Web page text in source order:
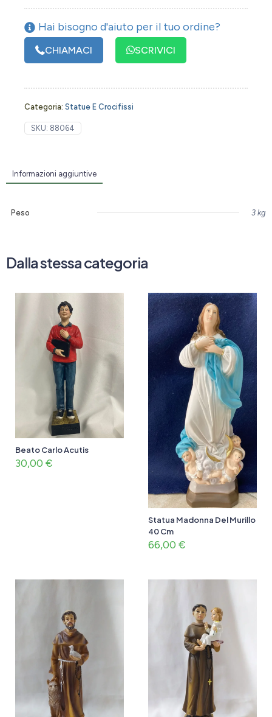
Hai bisogno d'aiuto per il tuo ordine?
CHIAMACI SCRIVICI
Categoria: Statue E Crocifissi
SKU: 88064
Informazioni aggiuntive
Peso 3 kg
Dalla stessa categoria
Beato Carlo Acutis
30,00 €
Statua Madonna Del Murillo
40 Cm
66,00 €